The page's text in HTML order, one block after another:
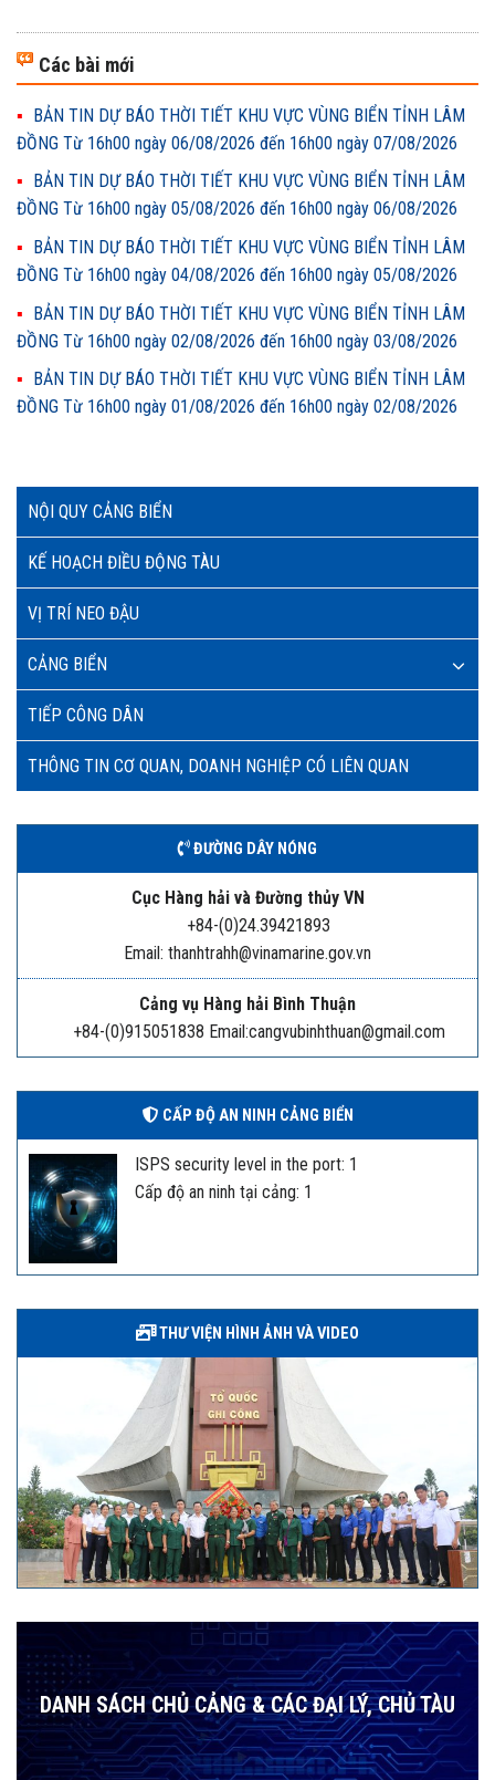
NỘI QUY CẢNG BIỂN
KẾ HOẠCH ĐIỀU ĐỘNG TÀU
VỊ TRÍ NEO ĐẬU
CẢNG BIỂN
TIẾP CÔNG DÂN
THÔNG TIN CƠ QUAN, DOANH NGHIỆP CÓ LIÊN QUAN
ĐƯỜNG DÂY NÓNG
Cục Hàng hải và Đường thủy VN
+84-(0)24.39421893
Email: thanhtrahh@vinamarine.gov.vn
Cảng vụ Hàng hải Bình Thuận
+84-(0)915051838 Email:cangvubinhthuan@gmail.com
CẤP ĐỘ AN NINH CẢNG BIỂN
ISPS security level in the port: 1
Cấp độ an ninh tại cảng: 1
THƯ VIỆN HÌNH ẢNH VÀ VIDEO
DANH SÁCH CHỦ CẢNG & CÁC ĐẠI LÝ, CHỦ TÀU
Các bài mới
BẢN TIN DỰ BÁO THỜI TIẾT KHU VỰC VÙNG BIỂN TỈNH LÂM
ĐỒNG Từ 16h00 ngày 06/08/2026 đến 16h00 ngày 07/08/2026
BẢN TIN DỰ BÁO THỜI TIẾT KHU VỰC VÙNG BIỂN TỈNH LÂM
ĐỒNG Từ 16h00 ngày 05/08/2026 đến 16h00 ngày 06/08/2026
BẢN TIN DỰ BÁO THỜI TIẾT KHU VỰC VÙNG BIỂN TỈNH LÂM
ĐỒNG Từ 16h00 ngày 04/08/2026 đến 16h00 ngày 05/08/2026
BẢN TIN DỰ BÁO THỜI TIẾT KHU VỰC VÙNG BIỂN TỈNH LÂM
ĐỒNG Từ 16h00 ngày 02/08/2026 đến 16h00 ngày 03/08/2026
BẢN TIN DỰ BÁO THỜI TIẾT KHU VỰC VÙNG BIỂN TỈNH LÂM
ĐỒNG Từ 16h00 ngày 01/08/2026 đến 16h00 ngày 02/08/2026